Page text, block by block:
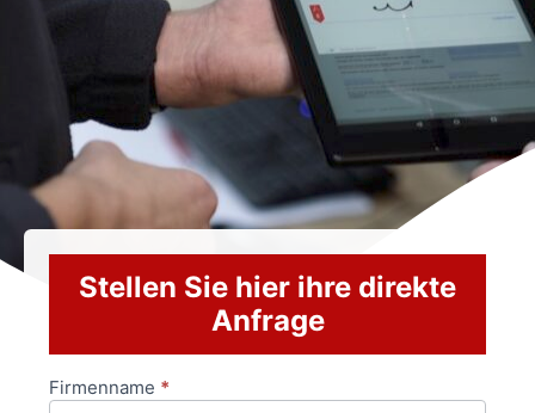
Stellen Sie hier ihre direkte
Anfrage
Anfrageformular
Firmenname *